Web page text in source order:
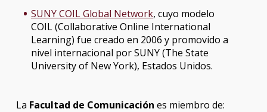
SUNY COIL Global Network, cuyo modelo
COIL (Collaborative Online International
Learning) fue creado en 2006 y promovido a
nivel internacional por SUNY (The State
University of New York), Estados Unidos.
La Facultad de Comunicación es miembro de: